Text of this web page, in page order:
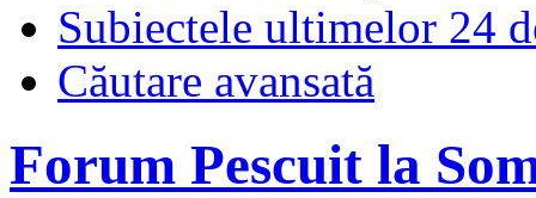
Subiectele ultimelor 24
Căutare avansată
Forum Pescuit la